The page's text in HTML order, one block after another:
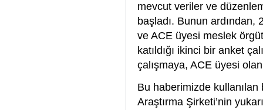
mevcut veriler ve
başladı. Bunun ardından,
ve ACE üyesi meslek
katıldığı ikinci bir anket
çalışmaya, ACE üyesi
Bu haberimizde kullanılan
Araştırma Şirketi’nin